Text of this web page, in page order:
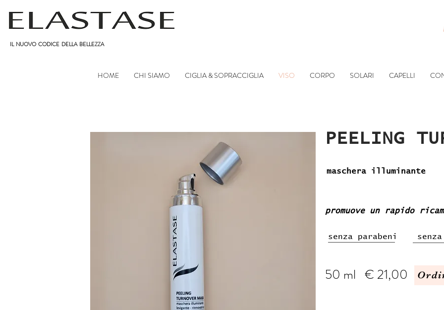
IL NUOVO CODICE DELLA BELLEZZA
HOME CHI SIAMO CIGLIA & SOPRACCIGLIA VISO CORPO SOLARI CAPELLI
PEELING
maschera illuminante
promuove un rapido
senza parabeni
50 ml € 21,00